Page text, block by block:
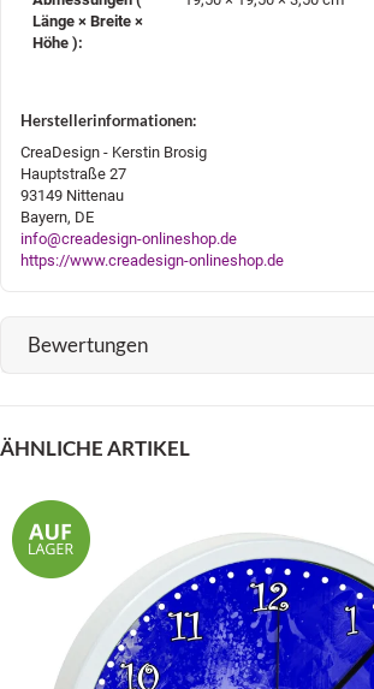
Länge × Breite ×
Höhe )‍:
Herstellerinformationen:
CreaDesign - Kerstin Brosig
Hauptstraße 27
93149 Nittenau
Bayern, DE
info@creadesign-onlineshop.de
https://www.creadesign-onlineshop.de
Bewertungen
ÄHNLICHE ARTIKEL